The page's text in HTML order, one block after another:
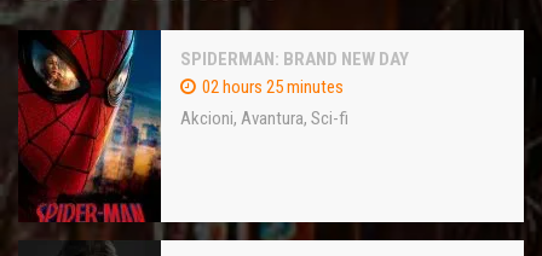
SPIDERMAN: BRAND NEW DAY
02 hours 25 minutes
Akcioni, Avantura, Sci-fi